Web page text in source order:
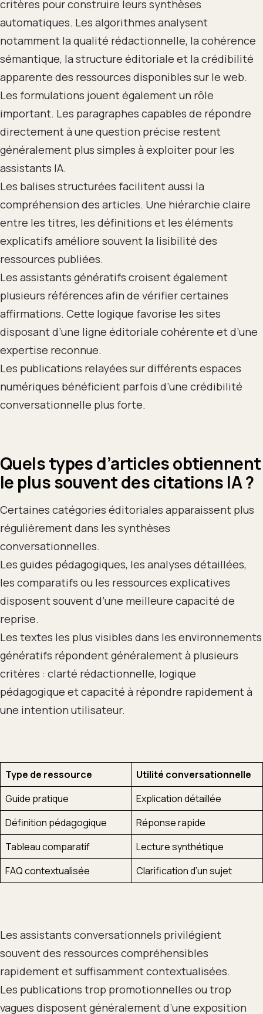
critères pour construire leurs synthèses
automatiques. Les algorithmes analysent
notamment la qualité rédactionnelle, la cohérence
sémantique, la structure éditoriale et la crédibilité
apparente des ressources disponibles sur le web.
Les formulations jouent également un rôle
important. Les paragraphes capables de répondre
directement à une question précise restent
généralement plus simples à exploiter pour les
assistants IA.
Les balises structurées facilitent aussi la
compréhension des articles. Une hiérarchie claire
entre les titres, les définitions et les éléments
explicatifs améliore souvent la lisibilité des
ressources publiées.
Les assistants génératifs croisent également
plusieurs références afin de vérifier certaines
affirmations. Cette logique favorise les sites
disposant d’une ligne éditoriale cohérente et d’une
expertise reconnue.
Les publications relayées sur différents espaces
numériques bénéficient parfois d’une crédibilité
conversationnelle plus forte.
Quels types d’articles obtiennent
le plus souvent des citations IA ?
Certaines catégories éditoriales apparaissent plus
régulièrement dans les synthèses
conversationnelles.
Les guides pédagogiques, les analyses détaillées,
les comparatifs ou les ressources explicatives
disposent souvent d’une meilleure capacité de
reprise.
Les textes les plus visibles dans les environnements
génératifs répondent généralement à plusieurs
critères : clarté rédactionnelle, logique
pédagogique et capacité à répondre rapidement à
une intention utilisateur.
Type de ressource
Utilité conversationnelle
Guide pratique
Explication détaillée
Définition pédagogique
Réponse rapide
Tableau comparatif
Lecture synthétique
FAQ contextualisée
Clarification d’un sujet
Les assistants conversationnels privilégient
souvent des ressources compréhensibles
rapidement et suffisamment contextualisées.
Les publications trop promotionnelles ou trop
vagues disposent généralement d’une exposition